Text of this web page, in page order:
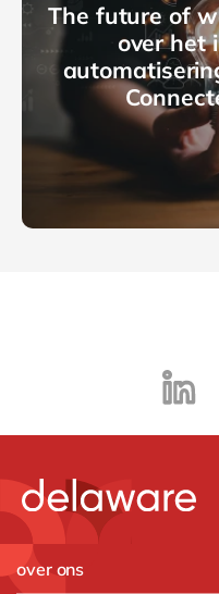
The future of
over het
over ons